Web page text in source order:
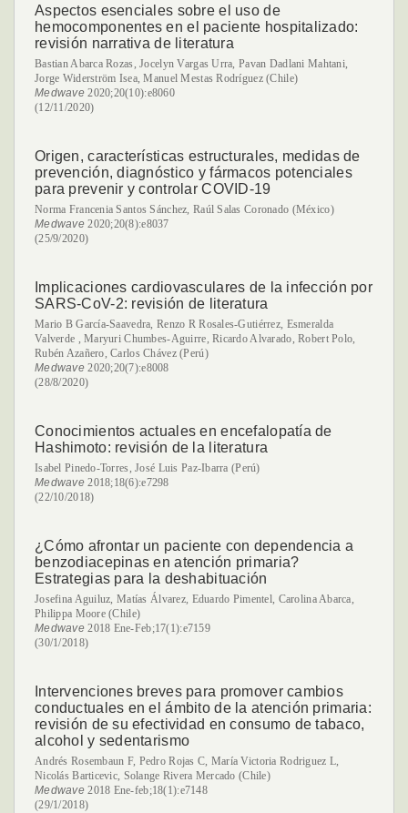
Aspectos esenciales sobre el uso de
hemocomponentes en el paciente hospitalizado:
revisión narrativa de literatura
Bastian Abarca Rozas, Jocelyn Vargas Urra, Pavan Dadlani Mahtani,
Jorge Widerström Isea, Manuel Mestas Rodríguez (Chile)
Medwave2020;20(10):e8060
(12/11/2020)
Origen, características estructurales, medidas de
prevención, diagnóstico y fármacos potenciales
para prevenir y controlar COVID-19
Norma Francenia Santos Sánchez, Raúl Salas Coronado (México)
Medwave2020;20(8):e8037
(25/9/2020)
Implicaciones cardiovasculares de la infección por
SARS-CoV-2: revisión de literatura
Mario B García-Saavedra, Renzo R Rosales-Gutiérrez, Esmeralda
Valverde , Maryuri Chumbes-Aguirre, Ricardo Alvarado, Robert Polo,
Rubén Azañero, Carlos Chávez (Perú)
Medwave2020;20(7):e8008
(28/8/2020)
Conocimientos actuales en encefalopatía de
Hashimoto: revisión de la literatura
Isabel Pinedo-Torres, José Luis Paz-Ibarra (Perú)
Medwave2018;18(6):e7298
(22/10/2018)
¿Cómo afrontar un paciente con dependencia a
benzodiacepinas en atención primaria?
Estrategias para la deshabituación
Josefina Aguiluz, Matías Álvarez, Eduardo Pimentel, Carolina Abarca,
Philippa Moore (Chile)
Medwave2018 Ene-Feb;17(1):e7159
(30/1/2018)
Intervenciones breves para promover cambios
conductuales en el ámbito de la atención primaria:
revisión de su efectividad en consumo de tabaco,
alcohol y sedentarismo
Andrés Rosembaun F, Pedro Rojas C, María Victoria Rodriguez L,
Nicolás Barticevic, Solange Rivera Mercado (Chile)
Medwave2018 Ene-feb;18(1):e7148
(29/1/2018)